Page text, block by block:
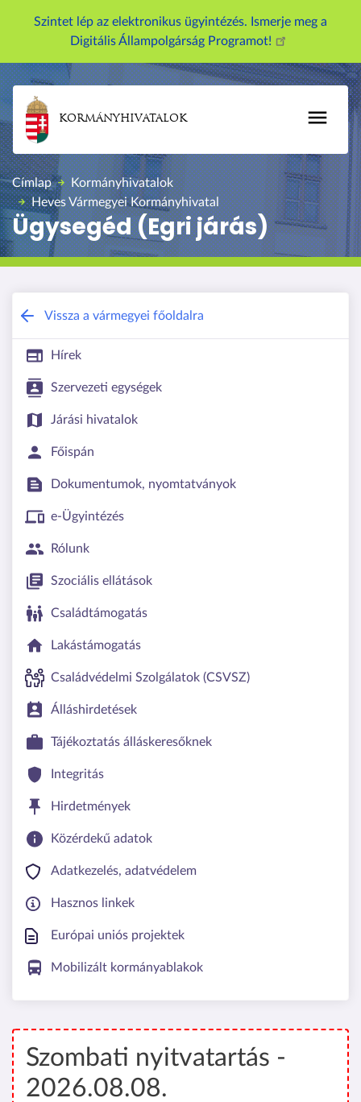
á
a
a
r
t
a
l
o
r
a
Szintet lép az elektronikus ügyintézés. Ismerje meg a
Digitális Állampolgárság Programot!
KORMÁNYHIVATALOK
Címlap
Kormányhivatalok
Heves Vármegyei Kormányhivatal
Ügysegéd (Egri járás)
Heves Vármegyei Kormányhivatal
Vissza a vármegyei főoldalra
Hírek
Szervezeti egységek
Járási hivatalok
Főispán
Dokumentumok, nyomtatványok
e-Ügyintézés
Rólunk
Szociális ellátások
Családtámogatás
Lakástámogatás
Családvédelmi Szolgálatok (CSVSZ)
Álláshirdetések
Tájékoztatás álláskeresőknek
Integritás
Hirdetmények
Közérdekű adatok
Adatkezelés, adatvédelem
Hasznos linkek
Európai uniós projektek
Mobilizált kormányablakok
Szombati nyitvatartás -
2026.08.08.